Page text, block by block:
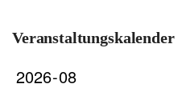
Veranstaltungskalender